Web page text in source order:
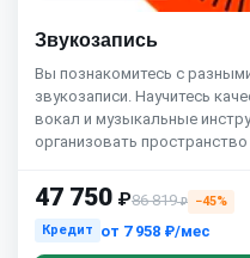
Звукозапись
Вы познакомитесь с
звукозаписи. Научитесь
вокал и музыкальные
организовать
47 750 ₽86 819₽
−45%
Кредит
от 7 958 ₽/мес